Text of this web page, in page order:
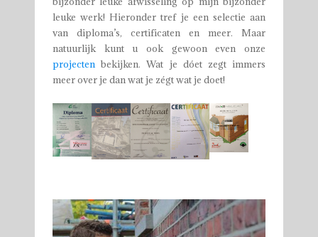
leuke werk! Hieronder tref je een selectie aan
van diploma’s, certificaten en meer. Maar
natuurlijk kunt u ook gewoon even onze
projecten bekijken. Wat je dóet zegt immers
meer over je dan wat je zégt wat je doet!